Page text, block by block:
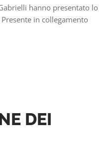
hanno presentato lo
in collegamento
DEI